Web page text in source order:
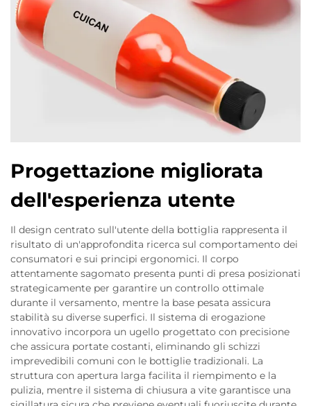
Progettazione migliorata
dell'esperienza utente
Il design centrato sull'utente della bottiglia rappresenta il
risultato di un'approfondita ricerca sul comportamento dei
consumatori e sui principi ergonomici. Il corpo
attentamente sagomato presenta punti di presa posizionati
strategicamente per garantire un controllo ottimale
durante il versamento, mentre la base pesata assicura
stabilità su diverse superfici. Il sistema di erogazione
innovativo incorpora un ugello progettato con precisione
che assicura portate costanti, eliminando gli schizzi
imprevedibili comuni con le bottiglie tradizionali. La
struttura con apertura larga facilita il riempimento e la
pulizia, mentre il sistema di chiusura a vite garantisce una